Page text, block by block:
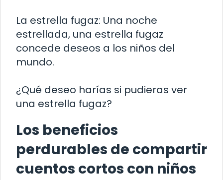
La estrella fugaz: Una noche
estrellada, una estrella fugaz
concede deseos a los niños del
mundo.
¿Qué deseo harías si pudieras ver
una estrella fugaz?
Los beneficios
perdurables de compartir
cuentos cortos con niños